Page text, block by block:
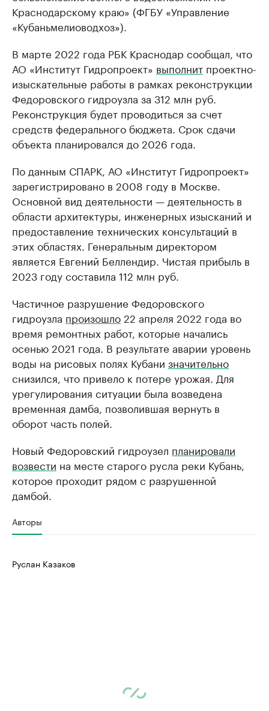
Краснодарскому краю» (ФГБУ «Управление
«Кубаньмелиоводхоз»).
В марте 2022 года РБК Краснодар сообщал, что
АО «Институт Гидропроект» выполнит проектно-
изыскательные работы в рамках реконструкции
Федоровского гидроузла за 312 млн руб.
Реконструкция будет проводиться за счет
средств федерального бюджета. Срок сдачи
объекта планировался до 2026 года.
По данным СПАРК, АО «Институт Гидропроект»
зарегистрировано в 2008 году в Москве.
Основной вид деятельности — деятельность в
области архитектуры, инженерных изысканий и
предоставление технических консультаций в
этих областях. Генеральным директором
является Евгений Беллендир. Чистая прибыль в
2023 году составила 112 млн руб.
Частичное разрушение Федоровского
гидроузла произошло 22 апреля 2022 года во
время ремонтных работ, которые начались
осенью 2021 года. В результате аварии уровень
воды на рисовых полях Кубани значительно
снизился, что привело к потере урожая. Для
урегулирования ситуации была возведена
временная дамба, позволившая вернуть в
оборот часть полей.
Новый Федоровский гидроузел планировали
возвести на месте старого русла реки Кубань,
которое проходит рядом с разрушенной
дамбой.
Авторы
Руслан Казаков